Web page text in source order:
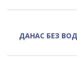
ДАНАС БЕЗ